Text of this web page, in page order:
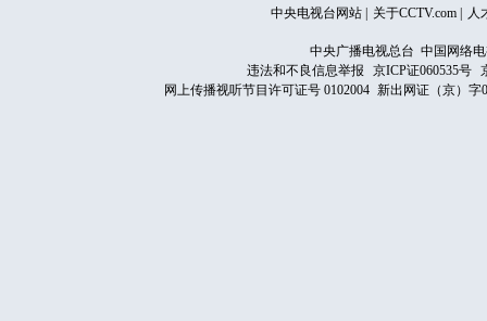
中央电视台网站 关于CCTV.com 人
中央广播电视总台 中国网络
违法和不良信息举报
京ICP证060535号
网上传播视听节目许可证号 0102004 新出网证（京）